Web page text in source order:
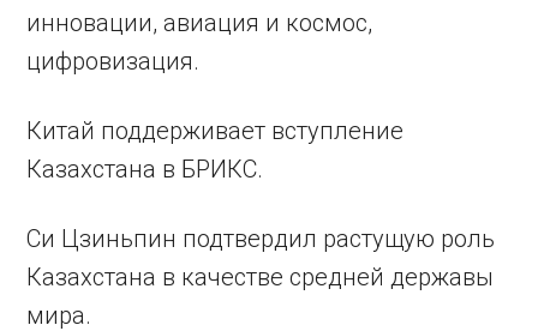
инновации, авиация и космос,
цифровизация.
Китай поддерживает вступление
Казахстана в БРИКС.
Си Цзиньпин подтвердил растущую роль
Казахстана в качестве средней державы
мира.